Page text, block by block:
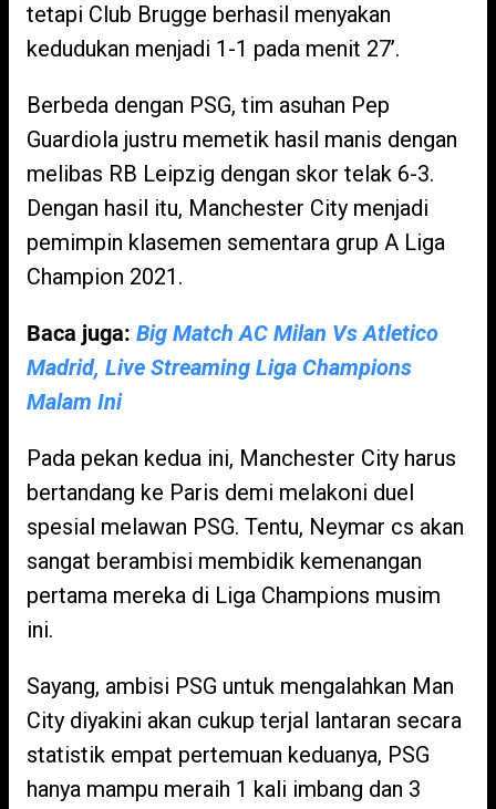
tetapi Club Brugge berhasil menyakan
kedudukan menjadi 1-1 pada menit 27’.
Berbeda dengan PSG, tim asuhan Pep
Guardiola justru memetik hasil manis dengan
melibas RB Leipzig dengan skor telak 6-3.
Dengan hasil itu, Manchester City menjadi
pemimpin klasemen sementara grup A Liga
Champion 2021.
Baca juga: Big Match AC Milan Vs Atletico
Madrid, Live Streaming Liga Champions
Malam Ini
Pada pekan kedua ini, Manchester City harus
bertandang ke Paris demi melakoni duel
spesial melawan PSG. Tentu, Neymar cs akan
sangat berambisi membidik kemenangan
pertama mereka di Liga Champions musim
ini.
Sayang, ambisi PSG untuk mengalahkan Man
City diyakini akan cukup terjal lantaran secara
statistik empat pertemuan keduanya, PSG
hanya mampu meraih 1 kali imbang dan 3